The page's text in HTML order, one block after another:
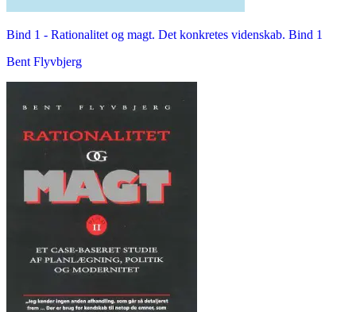
Bind 1 - Rationalitet og magt. Det konkretes videnskab. Bind 1
Bent Flyvbjerg